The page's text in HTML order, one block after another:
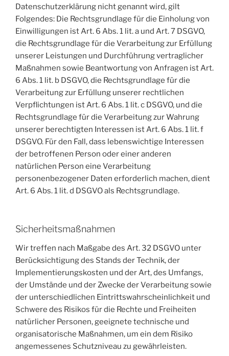
Datenschutzerklärung nicht genannt wird, gilt
Folgendes: Die Rechtsgrundlage für die Einholung von
Einwilligungen ist Art. 6 Abs. 1 lit. a und Art. 7 DSGVO,
die Rechtsgrundlage für die Verarbeitung zur Erfüllung
unserer Leistungen und Durchführung vertraglicher
Maßnahmen sowie Beantwortung von Anfragen ist Art.
6 Abs. 1 lit. b DSGVO, die Rechtsgrundlage für die
Verarbeitung zur Erfüllung unserer rechtlichen
Verpflichtungen ist Art. 6 Abs. 1 lit. c DSGVO, und die
Rechtsgrundlage für die Verarbeitung zur Wahrung
unserer berechtigten Interessen ist Art. 6 Abs. 1 lit. f
DSGVO. Für den Fall, dass lebenswichtige Interessen
der betroffenen Person oder einer anderen
natürlichen Person eine Verarbeitung
personenbezogener Daten erforderlich machen, dient
Art. 6 Abs. 1 lit. d DSGVO als Rechtsgrundlage.
Sicherheitsmaßnahmen
Wir treffen nach Maßgabe des Art. 32 DSGVO unter
Berücksichtigung des Stands der Technik, der
Implementierungskosten und der Art, des Umfangs,
der Umstände und der Zwecke der Verarbeitung sowie
der unterschiedlichen Eintrittswahrscheinlichkeit und
Schwere des Risikos für die Rechte und Freiheiten
natürlicher Personen, geeignete technische und
organisatorische Maßnahmen, um ein dem Risiko
angemessenes Schutzniveau zu gewährleisten.